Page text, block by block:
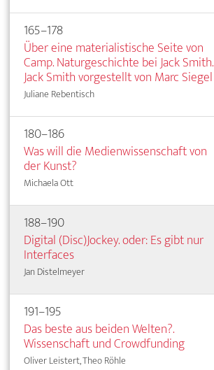
165–178
Über eine materialistische Seite von
Camp. Naturgeschichte bei Jack Smith.
Jack Smith vorgestellt von Marc Siegel
Juliane Rebentisch
180–186
Was will die Medienwissenschaft von
der Kunst?
Michaela Ott
188–190
Digital (Disc)Jockey. oder: Es gibt nur
Interfaces
Jan Distelmeyer
191–195
Das beste aus beiden Welten?.
Wissenschaft und Crowdfunding
Oliver Leistert, Theo Röhle